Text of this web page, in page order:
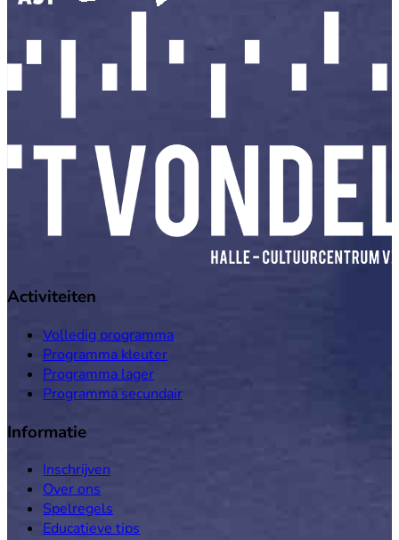
Activiteiten
Volledig programma
Programma kleuter
Programma lager
Programma secundair
Informatie
Inschrijven
Over ons
Spelregels
Educatieve tips